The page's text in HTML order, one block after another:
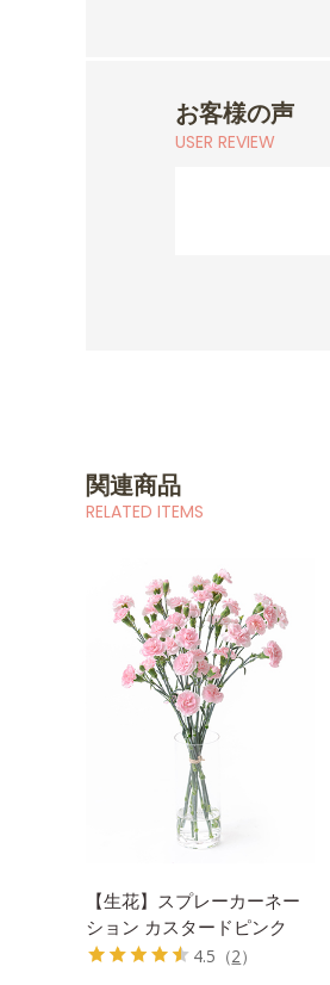
お客様の声
USER REVIEW
関連商品
RELATED ITEMS
【生花】スプレーカーネー
ション カスタードピンク
4.5 （2）